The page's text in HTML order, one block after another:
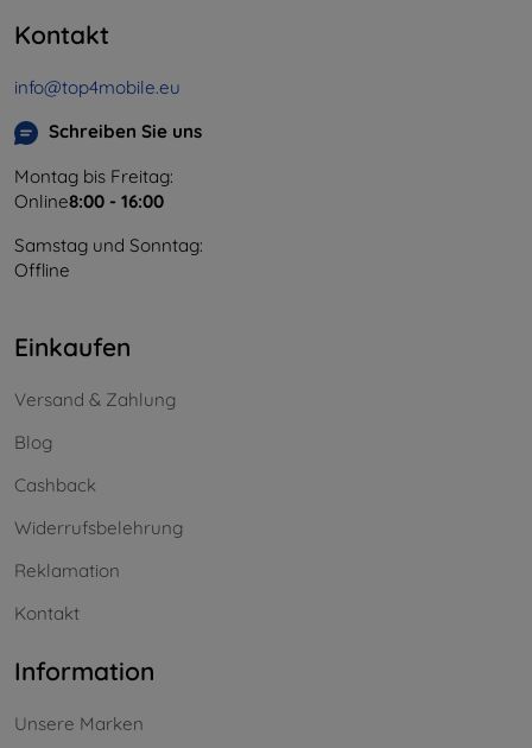
Kontakt
info@top4mobile.eu
Schreiben Sie uns
Montag bis Freitag:
Online8:00 - 16:00
Samstag und Sonntag:
Offline
Einkaufen
Versand & Zahlung
Blog
Cashback
Widerrufsbelehrung
Reklamation
Kontakt
Information
Unsere Marken